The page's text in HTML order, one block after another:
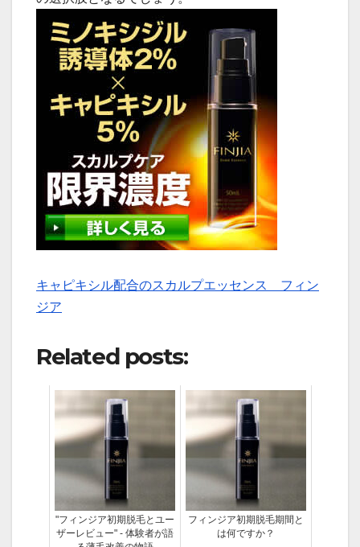
キャピキシル配合のスカルプエッセンス フィン
ジア
Related posts:
"フィンジア初期脱毛とユー
ザーレビュー" - 体験者が語
フィンジア初期脱毛期間と
は何ですか？